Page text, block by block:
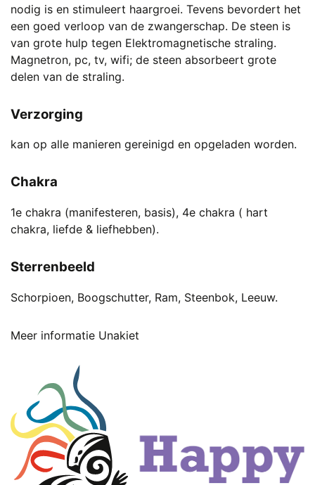
nodig is en stimuleert haargroei. Tevens bevordert het
een goed verloop van de zwangerschap. De steen is
van grote hulp tegen Elektromagnetische straling.
Magnetron, pc, tv, wifi; de steen absorbeert grote
delen van de straling.
Verzorging
kan op alle manieren gereinigd en opgeladen worden.
Chakra
1e chakra (manifesteren, basis), 4e chakra ( hart
chakra, liefde & liefhebben).
Sterrenbeeld
Schorpioen, Boogschutter, Ram, Steenbok, Leeuw.
Meer informatie Unakiet